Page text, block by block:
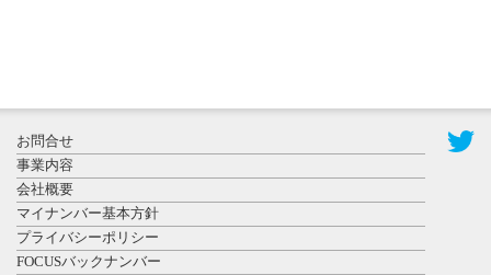
登録有形文
化財となっ
た東北大植
物園八...
お問合せ
事業内容
会社概要
マイナンバー基本方針
プライバシーポリシー
FOCUSバックナンバー